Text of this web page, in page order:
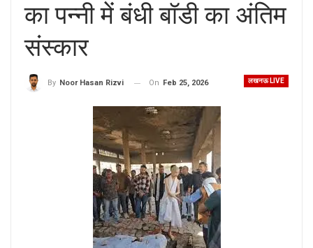
का पन्नी में बंधी बॉडी का अंतिम
संस्कार
लखनऊ LIVE
By Noor Hasan Rizvi On Feb 25, 2026